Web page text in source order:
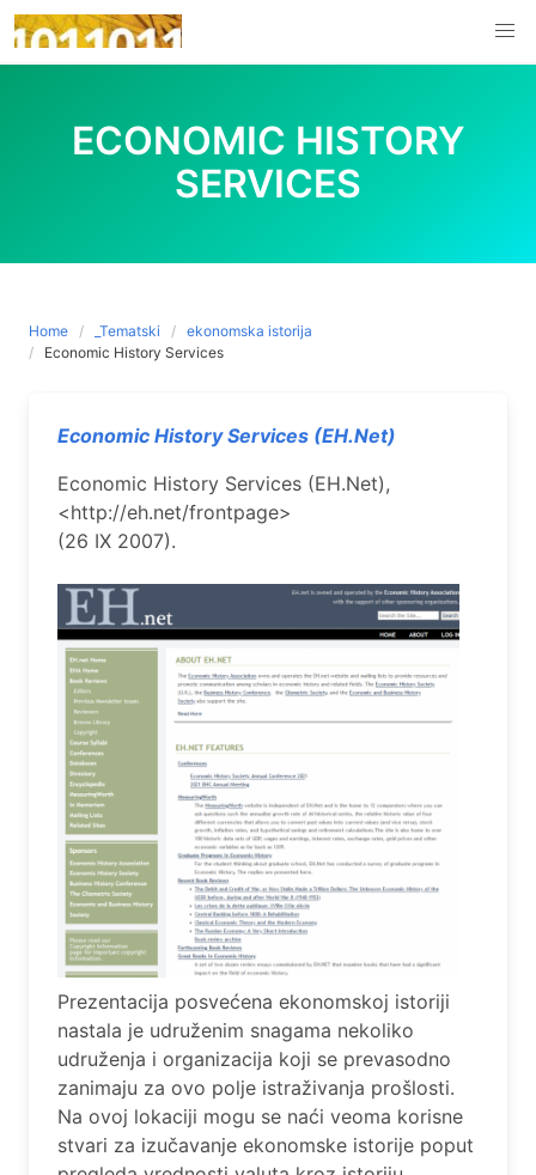
Skip
to
content
ECONOMIC HISTORY
SERVICES
Home _Tematski
ekonomska istorija
Economic History Services
Economic History Services (EH.Net)
Economic History Services (EH.Net),
<http://eh.net/frontpage>
(26 IX 2007).
Prezentacija posvećena ekonomskoj istoriji
nastala je udruženim snagama nekoliko
udruženja i organizacija koji se prevasodno
zanimaju za ovo polje istraživanja prošlosti.
Na ovoj lokaciji mogu se naći veoma korisne
stvari za izučavanje ekonomske istorije poput